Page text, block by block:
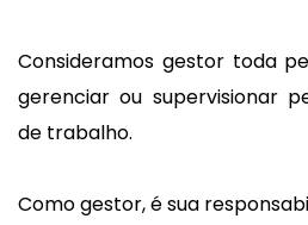
Consideramos gestor toda
gerenciar ou supervisionar
de trabalho.
Como gestor, é sua